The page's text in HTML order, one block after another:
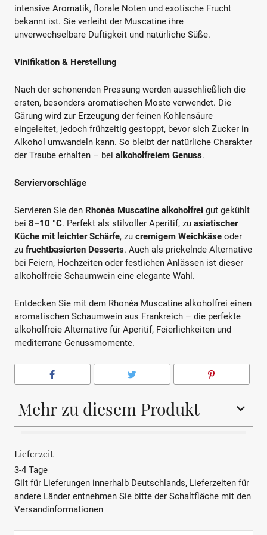
intensive Aromatik, florale Noten und exotische Frucht
bekannt ist. Sie verleiht der Muscatine ihre
unverwechselbare Duftigkeit und natürliche Süße.
Vinifikation & Herstellung
Nach der schonenden Pressung werden ausschließlich die
ersten, besonders aromatischen Moste verwendet. Die
Gärung wird zur Erzeugung der feinen Kohlensäure
eingeleitet, jedoch frühzeitig gestoppt, bevor sich Zucker in
Alkohol umwandeln kann. So bleibt der natürliche Charakter
der Traube erhalten – bei alkoholfreiem Genuss.
Serviervorschläge
Servieren Sie den Rhonéa Muscatine alkoholfrei gut gekühlt
bei 8–10 °C. Perfekt als stilvoller Aperitif, zu asiatischer
Küche mit leichter Schärfe, zu cremigem Weichkäse oder
zu fruchtbasierten Desserts. Auch als prickelnde Alternative
bei Feiern, Hochzeiten oder festlichen Anlässen ist dieser
alkoholfreie Schaumwein eine elegante Wahl.
Entdecken Sie mit dem Rhonéa Muscatine alkoholfrei einen
aromatischen Schaumwein aus Frankreich – die perfekte
alkoholfreie Alternative für Aperitif, Feierlichkeiten und
mediterrane Genussmomente.
Mehr zu diesem Produkt
REBSORTE Muscat Petit Grain
LAND
Lieferzeit
3-4 Tage
Gilt für Lieferungen innerhalb Deutschlands, Lieferzeiten für
andere Länder entnehmen Sie bitte der Schaltfläche mit den
Versandinformationen